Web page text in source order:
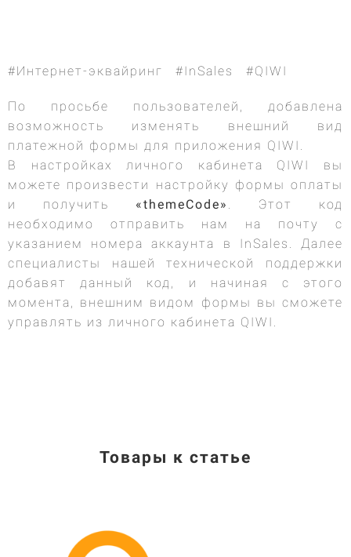
#Интернет-эквайринг #InSales #QIWI
По просьбе пользователей, добавлена
возможность изменять внешний вид
платежной формы для приложения QIWI.
В настройках личного кабинета QIWI вы
можете произвести настройку формы оплаты
и получить «themeCode»
. Этот код
необходимо отправить нам на почту с
указанием номера аккаунта в InSales. Далее
специалисты нашей технической поддержки
добавят данный код, и начиная с этого
момента, внешним видом формы вы сможете
управлять из личного кабинета QIWI.
Товары к статье